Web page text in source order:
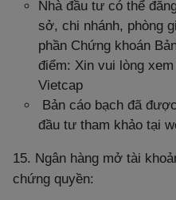
Nhà đầu tư có thể
sở, chi nhánh, phòng
phần Chứng khoán
điểm: Xin vui lòng
Vietcap
Bản cáo bạch đã
đầu tư tham khảo tại
15. Ngân hàng mở tài
chứng quyền: